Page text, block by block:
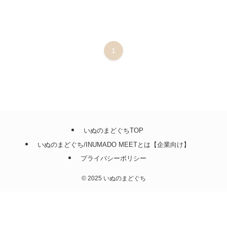
1
いぬのまどぐちTOP
いぬのまどぐち/INUMADO MEETとは【企業向け】
プライバシーポリシー
©2025 いぬのまどぐち